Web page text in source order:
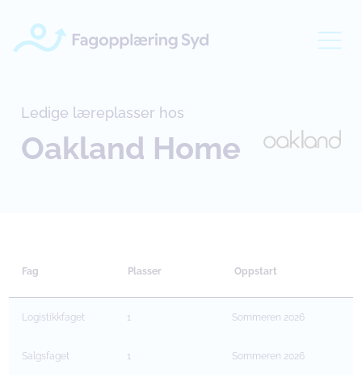
Ledige læreplasser hos
Oakland Home
Fag Plasser Oppstart
Logistikkfaget 1 Sommeren 2026
Salgsfaget 1 Sommeren 2026